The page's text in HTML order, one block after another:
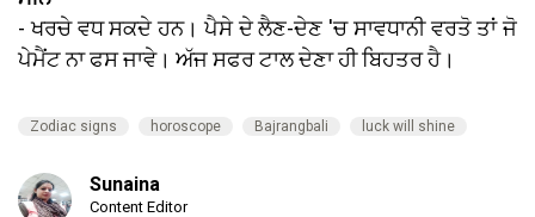
- ਖਰਚੇ ਵਧ ਸਕਦੇ ਹਨ। ਪੈਸੇ ਦੇ ਲੈਣ-ਦੇਣ 'ਚ ਸਾਵਧਾਨੀ ਵਰਤੋ ਤਾਂ ਜੋ
ਪੇਮੈਂਟ ਨਾ ਫਸ ਜਾਵੇ। ਅੱਜ ਸਫਰ ਟਾਲ ਦੇਣਾ ਹੀ ਬਿਹਤਰ ਹੈ।
Zodiac signs horoscope Bajrangbali luck will shine
Sunaina
Content Editor